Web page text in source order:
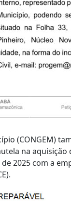
(CONGEM)
na
2025 com a